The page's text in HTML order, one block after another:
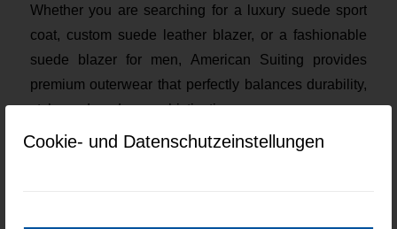
Cookie- und Datenschutzeinstellungen
Whether you are searching for a luxury suede sport
coat, custom suede leather blazer, or a fashionable
suede blazer for men, American Suiting provides
premium outerwear that perfectly balances durability,
style, and modern sophistication.